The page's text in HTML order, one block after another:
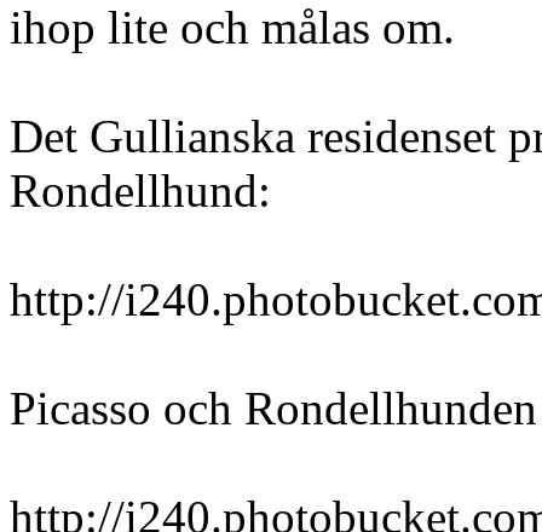
ihop lite och målas om.
Det Gullianska residenset
Rondellhund:
http://
Picasso och
http://